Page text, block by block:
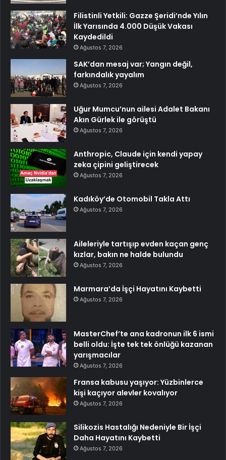
Filistinli Yetkili: Gazze Şeridi’nde Yılın
İlk Yarısında 4.000 Düşük Vakası
Kaydedildi
Ağustos 7, 2026
SAK’dan mesaj var; Yangın değil,
farkındalık yayalım
Ağustos 7, 2026
Uğur Mumcu’nun ailesi Adalet Bakanı
Akın Gürlek ile görüştü
Ağustos 7, 2026
Anthropic, Claude için kendi yapay
zeka çipini geliştirecek
Ağustos 7, 2026
Kadıköy’de Otomobil Takla Attı
Ağustos 7, 2026
Aileleriyle tartışıp evden kaçan genç
kızlar, bakın ne halde bulundu
Ağustos 7, 2026
Marmara’da İşçi Hayatını Kaybetti
Ağustos 7, 2026
MasterChef’te ana kadronun ilk 6 ismi
belli oldu: İşte tek tek önlüğü kazanan
yarışmacılar
Ağustos 7, 2026
Fransa kabusu yaşıyor: Yüzbinlerce
kişi kaçıyor alevler kovalıyor
Ağustos 7, 2026
Silikozis Hastalığı Nedeniyle Bir İşçi
Daha Hayatını Kaybetti
Ağustos 7, 2026